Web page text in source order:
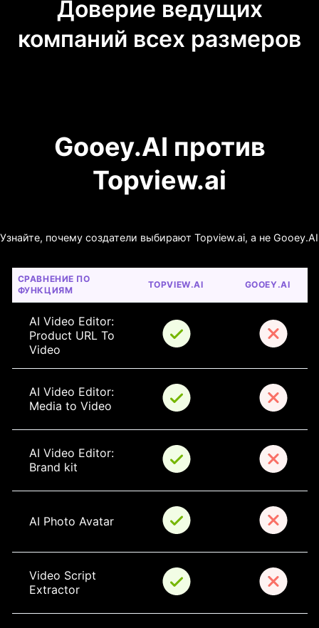
Доверие ведущих
компаний всех размеров
Gooey.AI против
Topview.ai
Узнайте, почему создатели выбирают Topview.ai, а не Gooey.AI
СРАВНЕНИЕ ПО
ФУНКЦИЯМ
TOPVIEW.AI GOOEY.AI
AI Video Editor:
Product URL To
Video
AI Video Editor:
Media to Video
AI Video Editor:
Brand kit
AI Photo Avatar
Video Script
Extractor